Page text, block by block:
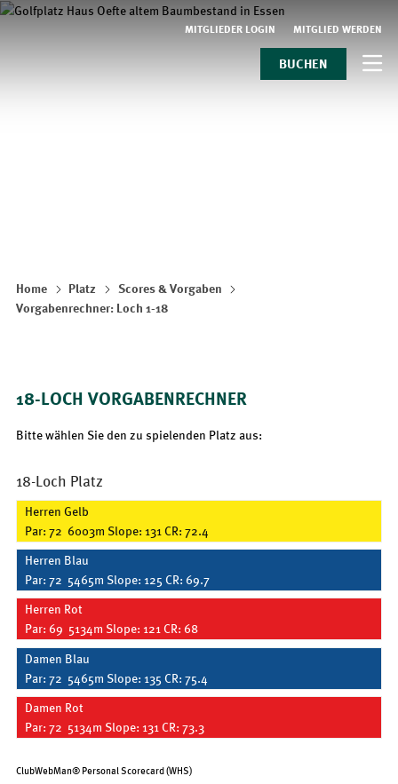
MITGLIEDER LOGIN MITGLIED WERDEN
BUCHEN
Home Platz
Scores & Vorgaben
Vorgabenrechner: Loch 1-18
18-LOCH VORGABENRECHNER
Bitte wählen Sie den zu spielenden Platz aus:
18-Loch Platz
Herren Gelb
Par: 72 6003m Slope: 131 CR: 72.4
Herren Blau
Par: 72 5465m Slope: 125 CR: 69.7
Herren Rot
Par: 69 5134m Slope: 121 CR: 68
Damen Blau
Par: 72 5465m Slope: 135 CR: 75.4
Damen Rot
Par: 72 5134m Slope: 131 CR: 73.3
ClubWebMan® Personal Scorecard (WHS)